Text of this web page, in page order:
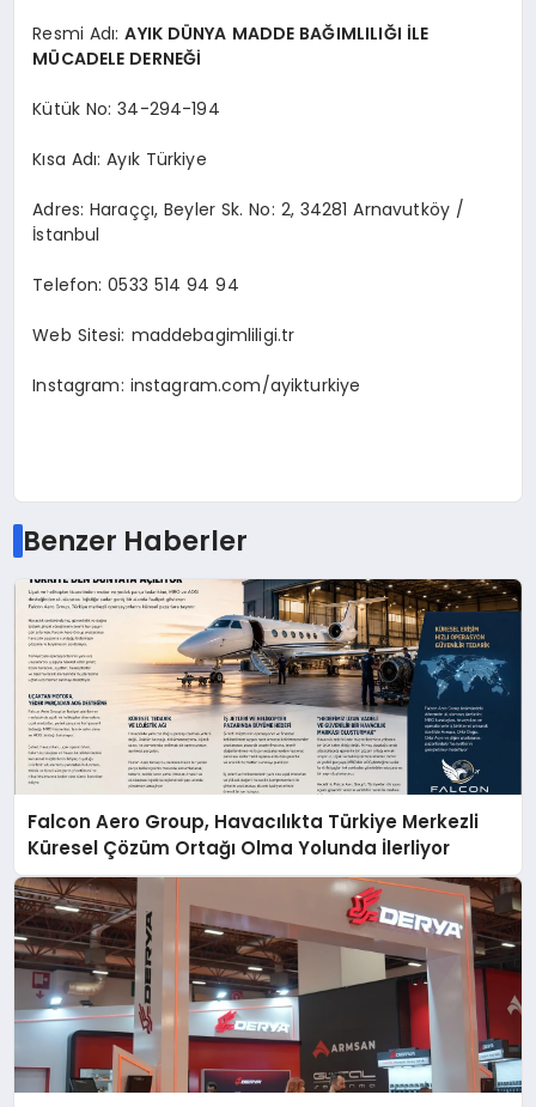
Resmi Adı:AYIK DÜNYA MADDE BAĞIMLILIĞI İLE
MÜCADELE DERNEĞİ
Kütük No: 34-294-194
Kısa Adı: Ayık Türkiye
Adres: Haraççı, Beyler Sk. No: 2, 34281 Arnavutköy /
İstanbul
Telefon: 0533 514 94 94
Web Sitesi: maddebagimliligi.tr
Instagram: instagram.com/ayikturkiye
Benzer Haberler
Falcon Aero Group, Havacılıkta Türkiye Merkezli
Küresel Çözüm Ortağı Olma Yolunda İlerliyor